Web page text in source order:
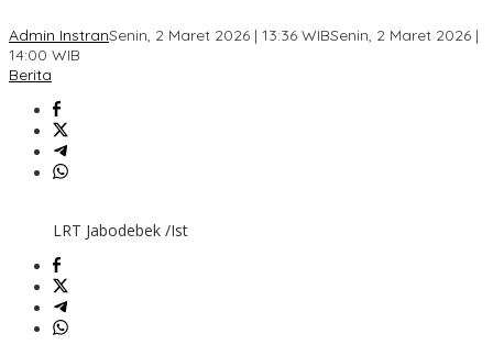
Admin InstranSenin, 2 Maret 2026 | 13:36 WIBSenin, 2 Maret 2026 |
14:00 WIB
Berita
LRT Jabodebek /Ist